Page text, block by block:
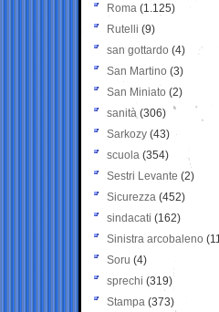
Roma (1.125)
Rutelli (9)
san gottardo (4)
San Martino (3)
San Miniato (2)
sanità (306)
Sarkozy (43)
scuola (354)
Sestri Levante (2)
Sicurezza (452)
sindacati (162)
Sinistra arcobaleno
Soru (4)
sprechi (319)
Stampa (373)